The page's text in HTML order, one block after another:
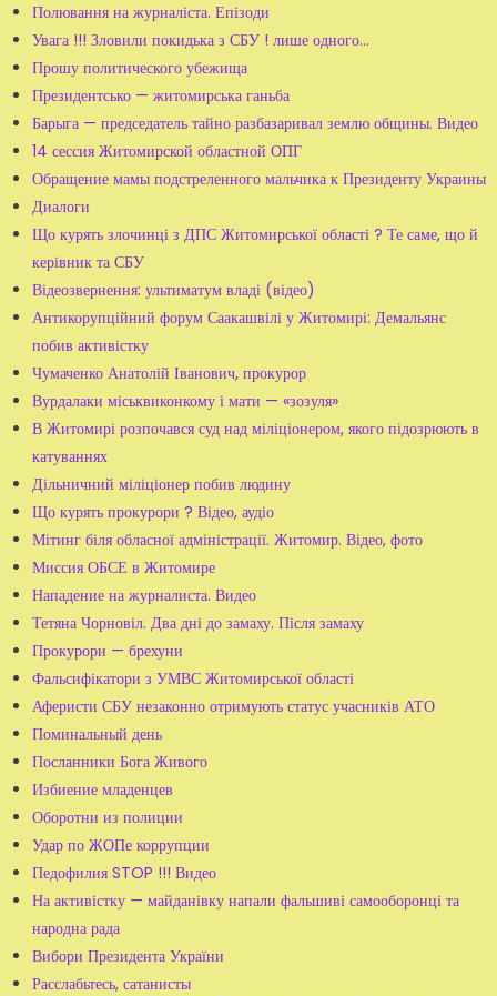
Полювання на журналіста. Епізоди
Увага !!! Зловили покидька з СБУ ! лише одного...
Прошу политического убежища
Президентсько — житомирська ганьба
Барыга — председатель тайно разбазаривал землю общины. Видео
14 сессия Житомирской областной ОПГ
Обращение мамы подстреленного мальчика к Президенту Украины
Диалоги
Що курять злочинці з ДПС Житомирської області ? Те саме, що й
керівник та СБУ
Відеозвернення: ультиматум владі (відео)
Антикорупційний форум Саакашвілі у Житомирі: Демальянс
побив активістку
Чумаченко Анатолій Іванович, прокурор
Вурдалаки міськвиконкому і мати — «зозуля»
В Житомирі розпочався суд над міліціонером, якого підозрюють в
катуваннях
Дільничний міліціонер побив людину
Що курять прокурори ? Відео, аудіо
Мітинг біля обласної адміністрації. Житомир. Відео, фото
Миссия ОБСЕ в Житомире
Нападение на журналиста. Видео
Тетяна Чорновіл. Два дні до замаху. Після замаху
Прокурори — брехуни
Фальсифікатори з УМВС Житомирської області
Аферисти СБУ незаконно отримують статус учасників АТО
Поминальный день
Посланники Бога Живого
Избиение младенцев
Оборотни из полиции
Удар по ЖОПе коррупции
Педофилия STOP !!! Видео
На активістку — майданівку напали фальшиві самооборонці та
народна рада
Вибори Президента України
Расслабьтесь, сатанисты